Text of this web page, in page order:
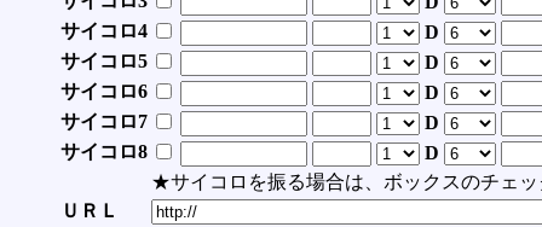
サイコロ4
D
サイコロ5
D
サイコロ6
D
サイコロ7
D
サイコロ8
D
★サイコロを振る場合は、ボックスのチェッ
ＵＲＬ